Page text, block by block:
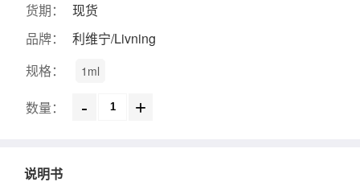
货期：
现货
品牌：
利维宁/Livning
规格：
1ml
数量： - +
说明书